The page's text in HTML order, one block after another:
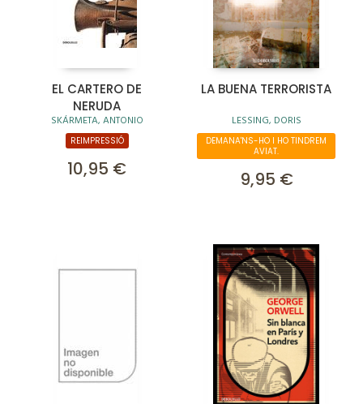
EL CARTERO DE
NERUDA
SKÁRMETA, ANTONIO
REIMPRESSIÓ
10,95 €
LA BUENA TERRORISTA
LESSING, DORIS
DEMANA'NS-HO I HO TINDREM
AVIAT.
9,95 €